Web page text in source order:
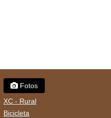
Fotos
XC - Rural
Bicicleta